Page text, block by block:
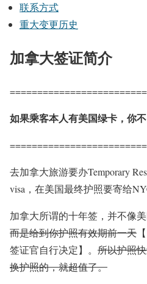
联系方式
重大变更历史
加拿大签证简介
如果乘客本人有美国绿卡 ， 你
去加拿大旅游要办Temporary
visa，在美国最终护照要寄给
加拿大所谓的十年签，并不像
而是给到你护照有效期前一天
签证官自行决定】 。 所以护照
换护照的，就超值了。